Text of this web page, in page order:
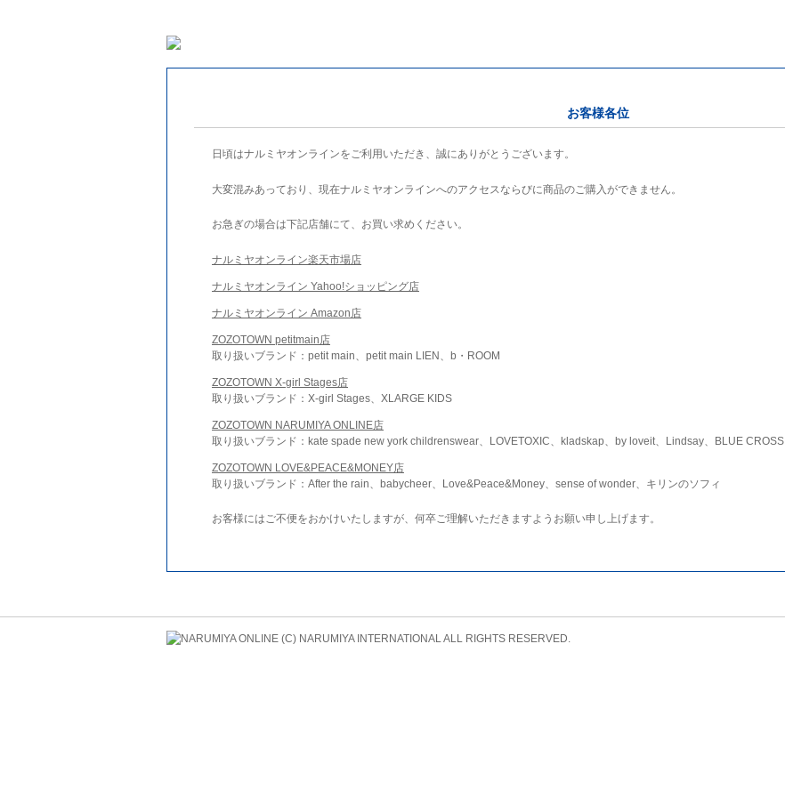
お客様各位
日頃はナルミヤオンラインをご利用いただき、誠にありがとうございます。
大変混みあっており、現在ナルミヤオンラインへのアクセスならびに商品のご購入ができません。
お急ぎの場合は下記店舗にて、お買い求めください。
ナルミヤオンライン楽天市場店
ナルミヤオンライン Yahoo!ショッピング店
ナルミヤオンライン Amazon店
ZOZOTOWN petitmain店
取り扱いブランド：petit main、petit main LIEN、b・ROOM
ZOZOTOWN X-girl Stages店
取り扱いブランド：X-girl Stages、XLARGE KIDS
ZOZOTOWN NARUMIYA ONLINE店
取り扱いブランド：kate spade new york childrenswear、LOVETOXIC、kladskap、by loveit、Lindsay、BLUE CROSS
ZOZOTOWN LOVE&PEACE&MONEY店
取り扱いブランド：After the rain、babycheer、Love&Peace&Money、sense of wonder、キリンのソフィ
お客様にはご不便をおかけいたしますが、何卒ご理解いただきますようお願い申し上げます。